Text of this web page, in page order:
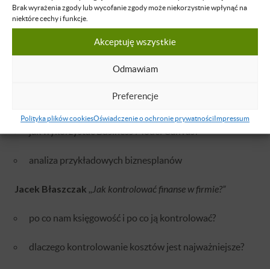
Brak wyrażenia zgody lub wycofanie zgody może niekorzystnie wpłynąć na
niektóre cechy i funkcje.
Akceptuję wszystkie
Odmawiam
Preferencje
Polityka plików cookiesOświadczenie o ochronie prywatnościImpressum
od czego zacząć tworzyć biznesplan?
jak zaplanować rzeczowe działanie firmy?
,,Biznesplan na serwetce”
jak wykorzystać analizę SWOT?
jak wykorzystać Business Model Canvas?
analiza przykładowych biznesplanów
Jacek Błaszczak ,,Jak kontrolować finanse w firmie?”
po co nam księgowość i po co ją kontrolować?
dlaczego kontrolowanie kosztów jest najważniejsze?